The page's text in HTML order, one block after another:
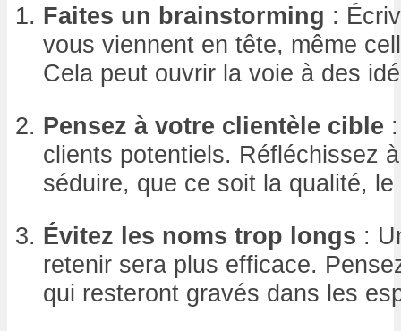
Faites un brainstorming :
vous viennent en tête, même
Cela peut ouvrir la voie à des
Pensez à votre clientèle cible
clients potentiels. Réfléchissez
séduire, que ce soit la qualité, le
Évitez les noms trop longs :
retenir sera plus efficace.
qui resteront gravés dans les